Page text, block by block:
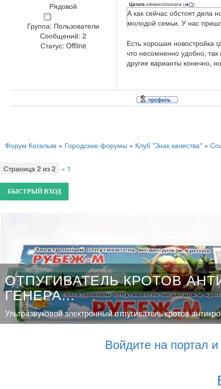
Рядовой
Группа: Пользователи
Сообщений: 2
Статус: Offline
Цитата vdowenckooxana ( )
А как сейчас обстоят дела
молодой семьи. У нас
Есть хорошая новостройка
что несомненно удобно,
другие варианты конечно,
Форум Когалым » Городские форумы » Клуб "Знак качества" »
Страница 2 из 2 « 1
ОТПУГИВАТЕЛЬ КРОТОВ
ГЕНЕРА...
Ультразвуковой электронный отпугиватель кротов
Войдите на портал